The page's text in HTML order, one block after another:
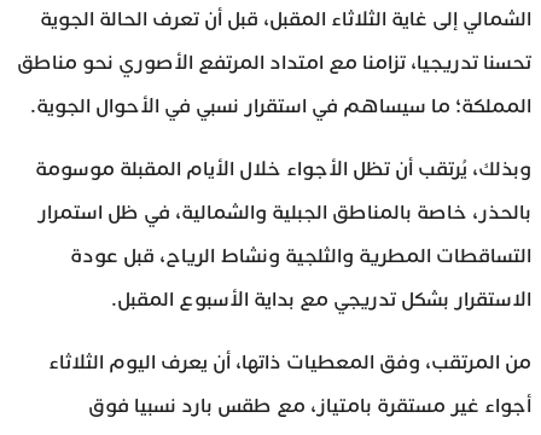
الشمالي إلى غاية الثلاثاء المقبل، قبل أن تعرف الحالة الجوية
تحسنا تدريجيا، تزامنا مع امتداد المرتفع الأصوري نحو مناطق
المملكة؛ ما سيساهم في استقرار نسبي في الأحوال الجوية.
وبذلك، يُرتقب أن تظل الأجواء خلال الأيام المقبلة موسومة
بالحذر، خاصة بالمناطق الجبلية والشمالية، في ظل استمرار
التساقطات المطرية والثلجية ونشاط الرياح، قبل عودة
الاستقرار بشكل تدريجي مع بداية الأسبوع المقبل.
من المرتقب، وفق المعطيات ذاتها، أن يعرف اليوم الثلاثاء
أجواء غير مستقرة بامتياز، مع طقس بارد نسبيا فوق